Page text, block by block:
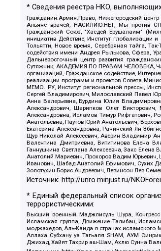
* Сведения реестра НКО,
Гражданин.Армия.Право, Нижегородский
Альянс врачей, НАСИЛИЮ.НЕТ, Мы против
Гражданский Союз, "Хасдей Ерушалаим"
инициатив Действие, Институт
Тольятти, Новое время, Серебряная тайга,
содействия имени Андрея Рылькова, Сфера,
Дальневосточный центр развития
Сутяжник, АКАДЕМИЯ ПО ПРАВАМ ЧЕЛОВЕКА,
организаций, Гражданское содействие,
реализации программ и проектов Совета
МЕМО. РУ, Институт региональной прессы,
Сергей Владимирович, Милославский Павел
Анна Валерьевна, Бурдина Юлия
Александрович, Шарипков Олег
Александровна, Исламов Тимур Рифгатович,
Анатольевна, Паутов Юрий Анатольевич,
Екатерина Александровна, Рачинский Ян
Щур Николай Алексеевич, Аверин Владимир
Валентина Дмитриевна, Вититинова Елена
Ганнушкина Светлана Алексеевна, Закс
Анатолий Мариевич, Прохоров Вадим Юрьевич,
Иванович, Шабад Анатолий Ефимович, Сухих
Золотухин Борис Андреевич, Левинсон Лев
Источник: http://unro.minjust.ru/
* Единый федеральный список
террористическими:
Высший военный Маджлисуль Шура, Конгресс
Исламская группа, Движение Талибан,
моджахедов, Аль-Каида в странах
Аллаха Субхану уа Тагьаля SHAM, АУМ
Джихад, Хайят Тахрир аш-Шам, Ахлю Сунна